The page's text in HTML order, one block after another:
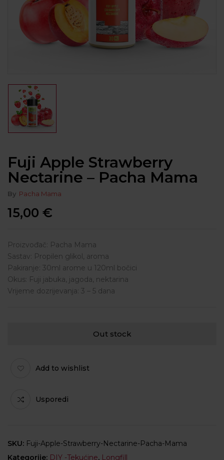
Fuji Apple Strawberry
Nectarine – Pacha Mama
By Pacha Mama
15,00 €
Proizvođač: Pacha Mama
Sastav: Propilen glikol, aroma
Pakiranje: 30ml arome u 120ml bočici
Okus: Fuji jabuka, jagoda, nektarina
Vrijeme dozrijevanja: 3 – 5 dana
Out stock
Add to wishlist
Usporedi
SKU: Fuji-Apple-Strawberry-Nectarine-Pacha-Mama
Kategorije: DIY -Tekućine, Longfill